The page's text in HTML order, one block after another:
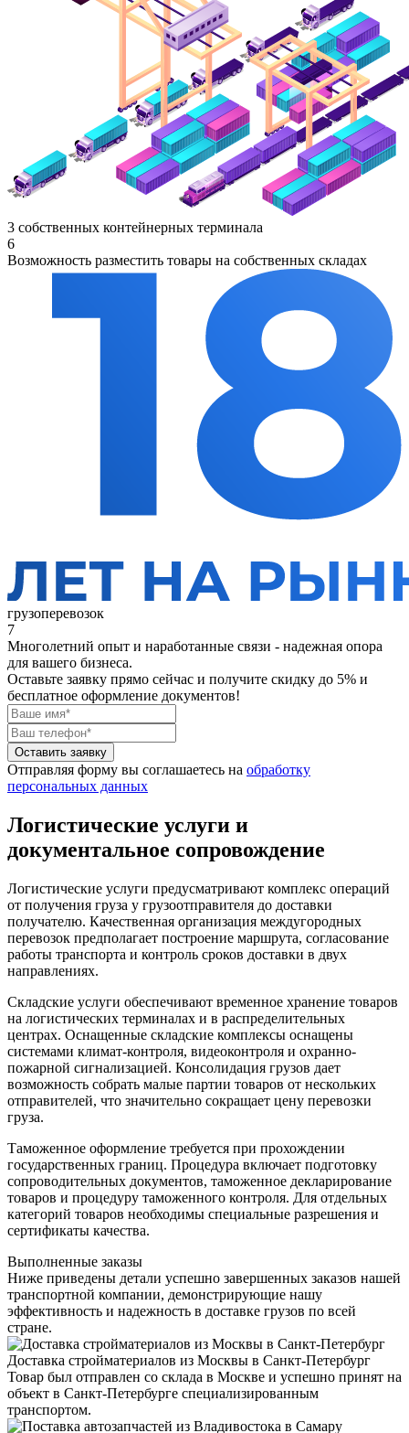
3 собственных контейнерных терминала
6
Возможность разместить товары на собственных складах
грузоперевозок
7
Многолетний опыт и наработанные связи - надежная опора
для вашего бизнеса.
Оставьте заявку прямо сейчас и получите скидку до 5% и
бесплатное оформление документов!
Оставить заявку
Отправляя форму вы соглашаетесь на обработку
персональных данных
Логистические услуги и
документальное сопровождение
Логистические услуги предусматривают комплекс операций
от получения груза у грузоотправителя до доставки
получателю. Качественная организация междугородных
перевозок предполагает построение маршрута, согласование
работы транспорта и контроль сроков доставки в двух
направлениях.
Складские услуги обеспечивают временное хранение товаров
на логистических терминалах и в распределительных
центрах. Оснащенные складские комплексы оснащены
системами климат-контроля, видеоконтроля и охранно-
пожарной сигнализацией. Консолидация грузов дает
возможность собрать малые партии товаров от нескольких
отправителей, что значительно сокращает цену перевозки
груза.
Таможенное оформление требуется при прохождении
государственных границ. Процедура включает подготовку
сопроводительных документов, таможенное декларирование
товаров и процедуру таможенного контроля. Для отдельных
категорий товаров необходимы специальные разрешения и
сертификаты качества.
Выполненные заказы
Ниже приведены детали успешно завершенных заказов нашей
транспортной компании, демонстрирующие нашу
эффективность и надежность в доставке грузов по всей
стране.
Доставка стройматериалов из Москвы в Санкт-Петербург
Товар был отправлен со склада в Москве и успешно принят на
объект в Санкт-Петербурге специализированным
транспортом.